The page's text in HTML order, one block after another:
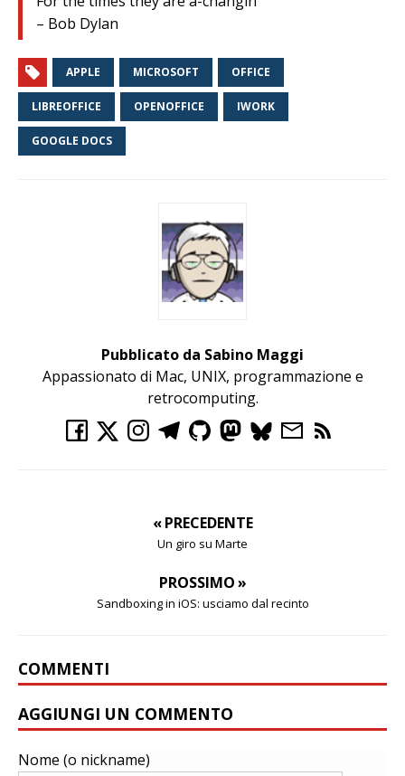
– Bob Dylan
APPLE MICROSOFT OFFICE
LIBREOFFICE OPENOFFICE IWORK
GOOGLE DOCS
Pubblicato da Sabino Maggi
Appassionato di Mac, UNIX, programmazione e
retrocomputing.
« PRECEDENTE
Un giro su Marte
PROSSIMO »
Sandboxing in iOS: usciamo dal recinto
COMMENTI
AGGIUNGI UN COMMENTO
Nome (o nickname)